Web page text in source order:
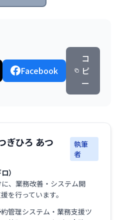
Facebook
コ
ピ
ー
ぎひろ あつ
執筆
者
）
、業務改善・システム開
を行っています。
管理システム・業務支援ツ